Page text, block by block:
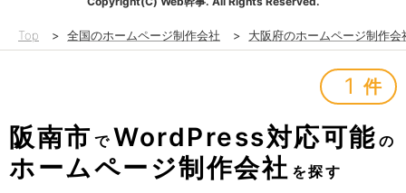
Top > 全国のホームページ制作会社 > 大阪府のホームページ制作会
1 件
阪南市 で WordPress対応可能 の
ホームページ制作会社 を探す